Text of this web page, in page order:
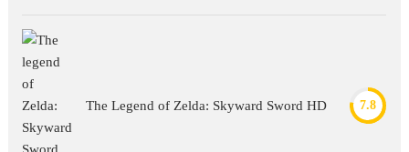
The Legend of Zelda: Skyward Sword HD 7.8